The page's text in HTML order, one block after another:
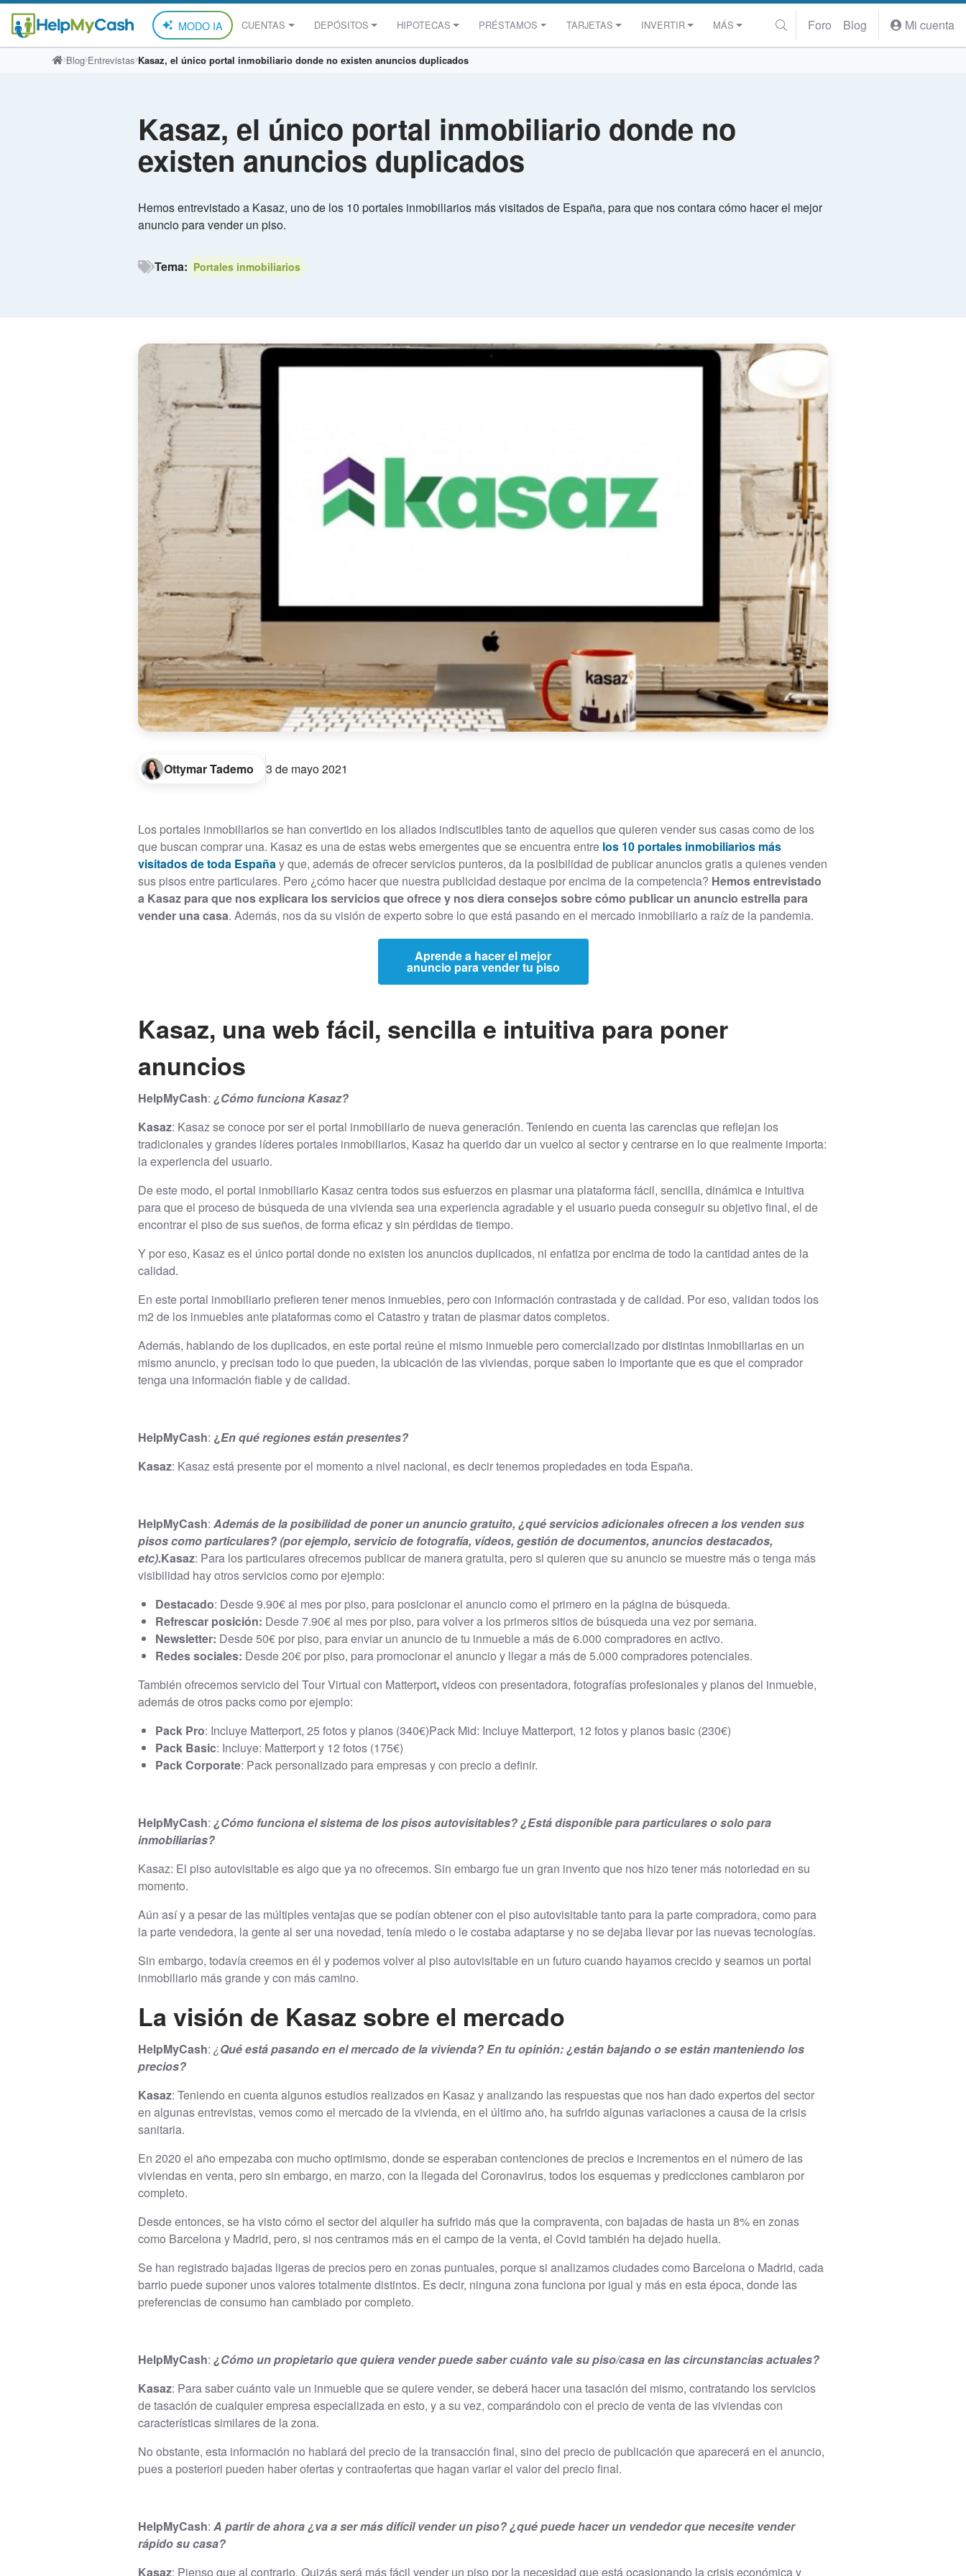
MODO IA CUENTAS DEPÓSITOS HIPOTECAS PRÉSTAMOS TARJETAS INVERTIR MÁS Foro Blog Mi cuenta
Blog Entrevistas Kasaz, el único portal inmobiliario donde no existen anuncios duplicados
Kasaz, el único portal inmobiliario donde no
existen anuncios duplicados
Hemos entrevistado a Kasaz, uno de los 10 portales inmobiliarios más visitados de España, para que nos contara cómo hacer el mejor
anuncio para vender un piso.
Tema: Portales inmobiliarios
Ottymar Tademo 3 de mayo 2021
Los portales inmobiliarios se han convertido en los aliados indiscutibles tanto de aquellos que quieren vender sus casas como de los
que buscan comprar una. Kasaz es una de estas webs emergentes que se encuentra entre los 10 portales inmobiliarios más
visitados de toda España y que, además de ofrecer servicios punteros, da la posibilidad de publicar anuncios gratis a quienes venden
sus pisos entre particulares. Pero ¿cómo hacer que nuestra publicidad destaque por encima de la competencia? Hemos entrevistado
a Kasaz para que nos explicara los servicios que ofrece y nos diera consejos sobre cómo publicar un anuncio estrella para
vender una casa. Además, nos da su visión de experto sobre lo que está pasando en el mercado inmobiliario a raíz de la pandemia.
Aprende a hacer el mejor
anuncio para vender tu piso
Kasaz, una web fácil, sencilla e intuitiva para poner
anuncios
HelpMyCash: ¿Cómo funciona Kasaz?
Kasaz: Kasaz se conoce por ser el portal inmobiliario de nueva generación. Teniendo en cuenta las carencias que reflejan los
tradicionales y grandes líderes portales inmobiliarios, Kasaz ha querido dar un vuelco al sector y centrarse en lo que realmente importa:
la experiencia del usuario.
De este modo, el portal inmobiliario Kasaz centra todos sus esfuerzos en plasmar una plataforma fácil, sencilla, dinámica e intuitiva
para que el proceso de búsqueda de una vivienda sea una experiencia agradable y el usuario pueda conseguir su objetivo final, el de
encontrar el piso de sus sueños, de forma eficaz y sin pérdidas de tiempo.
Y por eso, Kasaz es el único portal donde no existen los anuncios duplicados, ni enfatiza por encima de todo la cantidad antes de la
calidad.
En este portal inmobiliario prefieren tener menos inmuebles, pero con información contrastada y de calidad. Por eso, validan todos los
m2 de los inmuebles ante plataformas como el Catastro y tratan de plasmar datos completos.
Además, hablando de los duplicados, en este portal reúne el mismo inmueble pero comercializado por distintas inmobiliarias en un
mismo anuncio, y precisan todo lo que pueden, la ubicación de las viviendas, porque saben lo importante que es que el comprador
tenga una información fiable y de calidad.
HelpMyCash: ¿En qué regiones están presentes?
Kasaz: Kasaz está presente por el momento a nivel nacional, es decir tenemos propiedades en toda España.
HelpMyCash: Además de la posibilidad de poner un anuncio gratuito, ¿qué servicios adicionales ofrecen a los venden sus
pisos como particulares?(por ejemplo, servicio de fotografía, vídeos, gestión de documentos, anuncios destacados,
etc).Kasaz: Para los particulares ofrecemos publicar de manera gratuita, pero si quieren que su anuncio se muestre más o tenga más
visibilidad hay otros servicios como por ejemplo:
Destacado: Desde 9.90€ al mes por piso, para posicionar el anuncio como el primero en la página de búsqueda.
Refrescar posición: Desde 7.90€ al mes por piso, para volver a los primeros sitios de búsqueda una vez por semana.
Newsletter: Desde 50€ por piso, para enviar un anuncio de tu inmueble a más de 6.000 compradores en activo.
Redes sociales: Desde 20€ por piso, para promocionar el anuncio y llegar a más de 5.000 compradores potenciales.
También ofrecemos servicio del Tour Virtual con Matterport,videos con presentadora, fotografías profesionales y planos del inmueble,
además de otros packs como por ejemplo:
Pack Pro: Incluye Matterport, 25 fotos y planos (340€)Pack Mid: Incluye Matterport, 12 fotos y planos basic (230€)
Pack Basic: Incluye: Matterport y 12 fotos (175€)
Pack Corporate: Pack personalizado para empresas y con precio a definir.
HelpMyCash: ¿Cómo funciona el sistema de los pisos autovisitables? ¿Está disponible para particulares o solo para
inmobiliarias?
Kasaz: El piso autovisitable es algo que ya no ofrecemos. Sin embargo fue un gran invento que nos hizo tener más notoriedad en su
momento.
Aún así y a pesar de las múltiples ventajas que se podían obtener con el piso autovisitable tanto para la parte compradora, como para
la parte vendedora, la gente al ser una novedad, tenía miedo o le costaba adaptarse y no se dejaba llevar por las nuevas tecnologías.
Sin embargo, todavía creemos en él y podemos volver al piso autovisitable en un futuro cuando hayamos crecido y seamos un portal
inmobiliario más grande y con más camino.
La visión de Kasaz sobre el mercado
HelpMyCash: ¿Qué está pasando en el mercado de la vivienda? En tu opinión: ¿están bajando o se están manteniendo los
precios?
Kasaz: Teniendo en cuenta algunos estudios realizados en Kasaz y analizando las respuestas que nos han dado expertos del sector
en algunas entrevistas, vemos como el mercado de la vivienda, en el último año, ha sufrido algunas variaciones a causa de la crisis
sanitaria.
En 2020 el año empezaba con mucho optimismo, donde se esperaban contenciones de precios e incrementos en el número de las
viviendas en venta, pero sin embargo, en marzo, con la llegada del Coronavirus, todos los esquemas y predicciones cambiaron por
completo.
Desde entonces, se ha visto cómo el sector del alquiler ha sufrido más que la compraventa, con bajadas de hasta un 8% en zonas
como Barcelona y Madrid, pero, si nos centramos más en el campo de la venta, el Covid también ha dejado huella.
Se han registrado bajadas ligeras de precios pero en zonas puntuales, porque si analizamos ciudades como Barcelona o Madrid, cada
barrio puede suponer unos valores totalmente distintos. Es decir, ninguna zona funciona por igual y más en esta época, donde las
preferencias de consumo han cambiado por completo.
HelpMyCash: ¿Cómo un propietario que quiera vender puede saber cuánto vale su piso/casa en las circunstancias actuales?
Kasaz: Para saber cuánto vale un inmueble que se quiere vender, se deberá hacer una tasación del mismo, contratando los servicios
de tasación de cualquier empresa especializada en esto, y a su vez, comparándolo con el precio de venta de las viviendas con
características similares de la zona.
No obstante, esta información no hablará del precio de la transacción final, sino del precio de publicación que aparecerá en el anuncio,
pues a posteriori pueden haber ofertas y contraofertas que hagan variar el valor del precio final.
HelpMyCash: A partir de ahora ¿va a ser más difícil vender un piso? ¿qué puede hacer un vendedor que necesite vender
rápido su casa?
Kasaz: Pienso que al contrario. Quizás será más fácil vender un piso por la necesidad que está ocasionando la crisis económica y